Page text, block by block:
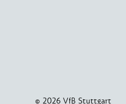
© 2026 VfB Stuttgart